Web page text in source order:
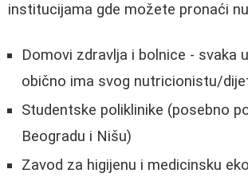
institucijama gde možete pronaći
Domovi zdravlja i bolnice - svaka
obično ima svog nutricionistu/
Studentske poliklinike (posebno
Beogradu i Nišu)
Zavod za higijenu i medicinsku